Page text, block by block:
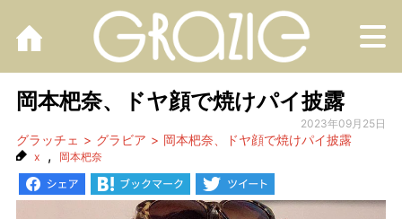
岡本杷奈、ドヤ顔で焼けパイ披露
2023年09月25日
グラッチェ グラビア 岡本杷奈、ドヤ顔で焼けパイ披露
x , 岡本杷奈